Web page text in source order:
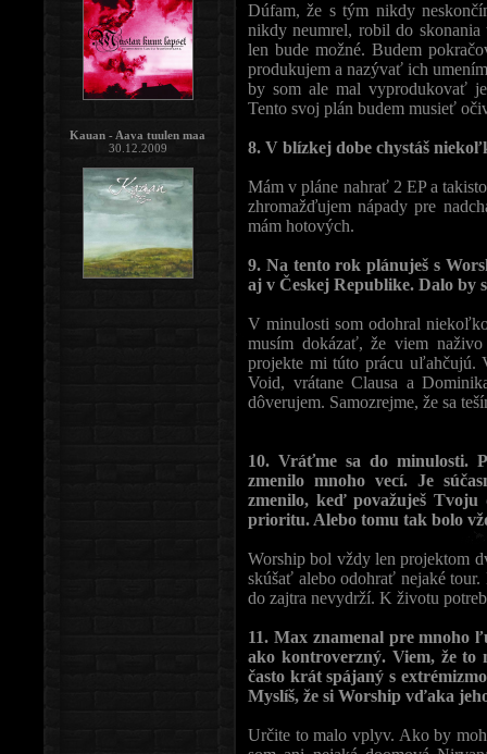
Dúfam, že s tým nikdy
nikdy neumrel, robil do
len bude možné. Budem
produkujem a nazývať ich
by som ale mal vyprodukovať
Tento svoj plán budem musieť
8. V blízkej dobe chystáš
Mám v pláne nahrať 2 EP a
zhromažďujem nápady pre
mám hotových.
9. Na tento rok plánuješ s
aj v Českej Republike. Dalo by
V minulosti som odohral
musím dokázať, že viem
projekte mi túto prácu uľahčujú.
Void, vrátane Clausa a
dôverujem. Samozrejme, že sa
10. Vráťme sa do minulosti.
zmenilo mnoho vecí. Je
zmenilo, keď považuješ
prioritu. Alebo tomu tak bolo
Worship bol vždy len projektom
skúšať alebo odohrať nejaké
do zajtra nevydrží. K životu
11. Max znamenal pre mnoho
ako kontroverzný. Viem, že to
často krát spájaný s
Myslíš, že si Worship vďaka
Určite to malo vplyv. Ako by
Kauan - Aava tuulen maa
30.12.2009